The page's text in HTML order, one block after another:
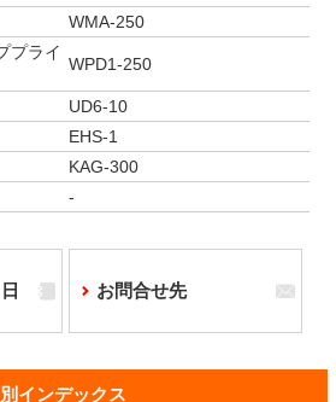
WMA-250
プライ
WPD1-250
UD6-10
EHS-1
KAG-300
-
お問合せ先
インデックス